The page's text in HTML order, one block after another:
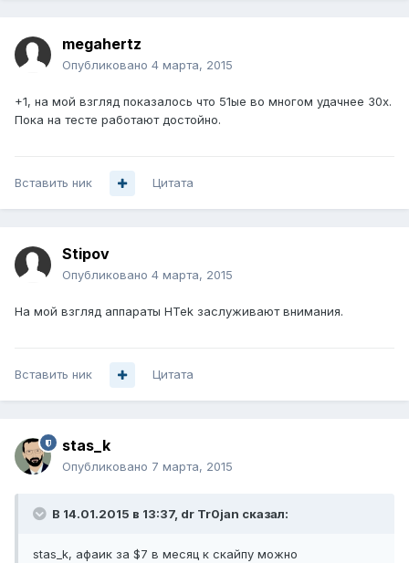
megahertz
Опубликовано 4 марта, 2015
+1, на мой взгляд показалось что 51ые во многом удачнее 30х.
Пока на тесте работают достойно.
Вставить ник Цитата
Stipov
Опубликовано 4 марта, 2015
На мой взгляд аппараты HTek заслуживают внимания.
Вставить ник Цитата
stas_k
Опубликовано 7 марта, 2015
В 14.01.2015 в 13:37, dr Tr0jan сказал:
stas_k, афаик за $7 в месяц к скайпу можно